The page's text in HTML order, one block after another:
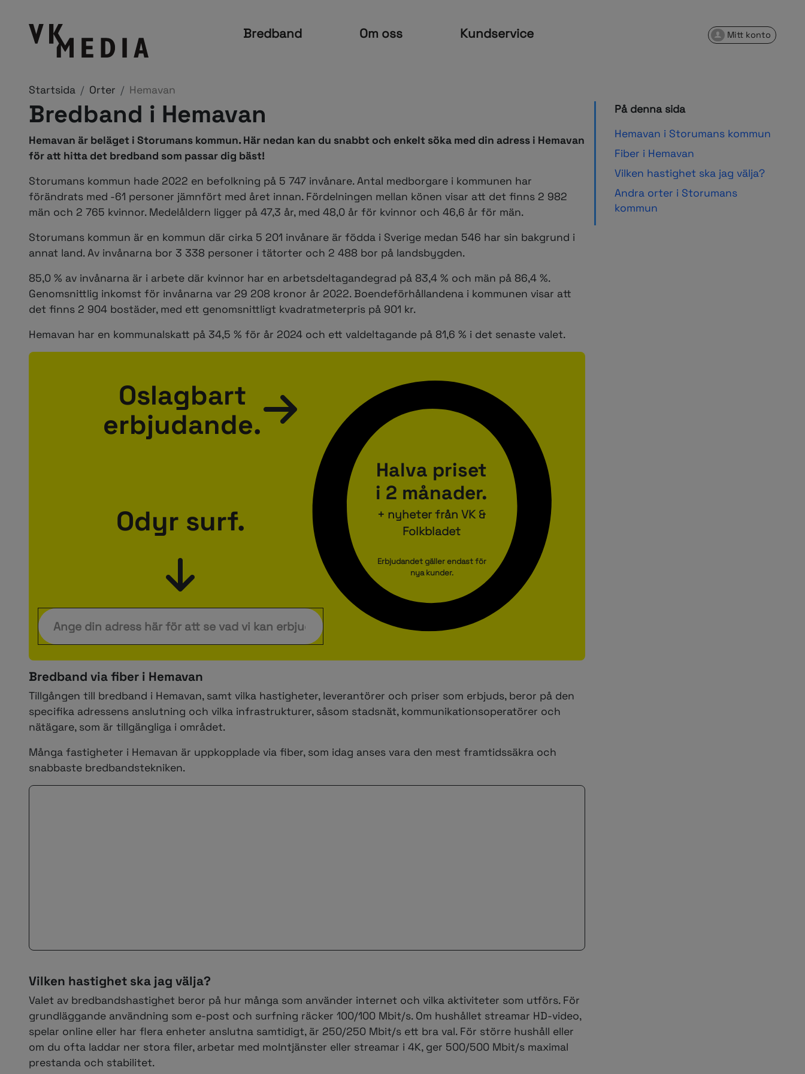
Bredband Om oss Kundservice Mitt konto
Startsida Orter Hemavan
Bredband i Hemavan
Hemavan är beläget i Storumans kommun. Här nedan kan du snabbt och enkelt söka med din adress i Hemavan
för att hitta det bredband som passar dig bäst!
Storumans kommun hade 2022 en befolkning på 5 747 invånare. Antal medborgare i kommunen har
förändrats med -61 personer jämnfört med året innan. Fördelningen mellan könen visar att det finns 2 982
män och 2 765 kvinnor. Medelåldern ligger på 47,3 år, med 48,0 år för kvinnor och 46,6 år för män.
Storumans kommun är en kommun där cirka 5 201 invånare är födda i Sverige medan 546 har sin bakgrund i
annat land. Av invånarna bor 3 338 personer i tätorter och 2 488 bor på landsbygden.
85,0 % av invånarna är i arbete där kvinnor har en arbetsdeltagandegrad på 83,4 % och män på 86,4 %.
Genomsnittlig inkomst för invånarna var 29 208 kronor år 2022. Boendeförhållandena i kommunen visar att
det finns 2 904 bostäder, med ett genomsnittligt kvadratmeterpris på 901 kr.
Hemavan har en kommunalskatt på 34,5 % för år 2024 och ett valdeltagande på 81,6 % i det senaste valet.
Oslagbart
erbjudande.
Halva priset
i 2 månader.
+ nyheter från VK &
Folkbladet
Erbjudandet gäller endast för
nya kunder.
Odyr surf.
Bredband via fiber i Hemavan
Tillgången till bredband i Hemavan, samt vilka hastigheter, leverantörer och priser som erbjuds, beror på den
specifika adressens anslutning och vilka infrastrukturer, såsom stadsnät, kommunikationsoperatörer och
nätägare, som är tillgängliga i området.
Många fastigheter i Hemavan är uppkopplade via fiber, som idag anses vara den mest framtidssäkra och
snabbaste bredbandstekniken.
Vilken hastighet ska jag välja?
Valet av bredbandshastighet beror på hur många som använder internet och vilka aktiviteter som utförs. För
grundläggande användning som e-post och surfning räcker 100/100 Mbit/s. Om hushållet streamar HD-video,
spelar online eller har flera enheter anslutna samtidigt, är 250/250 Mbit/s ett bra val. För större hushåll eller
om du ofta laddar ner stora filer, arbetar med molntjänster eller streamar i 4K, ger 500/500 Mbit/s maximal
prestanda och stabilitet.
På denna sida
Hemavan i Storumans kommun
Fiber i Hemavan
Vilken hastighet ska jag välja?
Andra orter i Storumans
kommun